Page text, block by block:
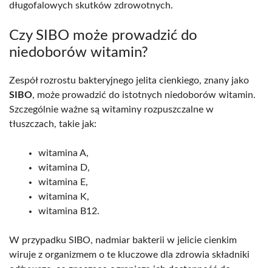
długofalowych skutków zdrowotnych.
Czy SIBO może prowadzić do
niedoborów witamin?
Zespół rozrostu bakteryjnego jelita cienkiego, znany jako
SIBO, może prowadzić do istotnych niedoborów witamin.
Szczególnie ważne są witaminy rozpuszczalne w
tłuszczach, takie jak:
witamina A,
witamina D,
witamina E,
witamina K,
witamina B12.
W przypadku SIBO, nadmiar bakterii w jelicie cienkim
wiruje z organizmem o te kluczowe dla zdrowia składniki